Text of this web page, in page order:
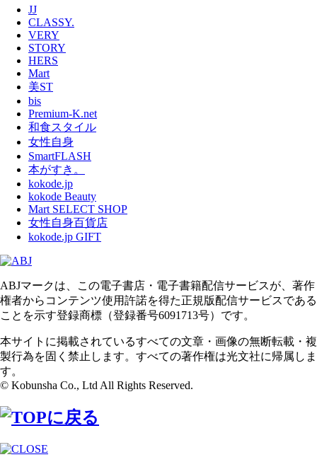
JJ
CLASSY.
VERY
STORY
HERS
Mart
美ST
bis
Premium-K.net
和食スタイル
女性自身
SmartFLASH
本がすき。
kokode.jp
kokode Beauty
Mart SELECT SHOP
女性自身百貨店
kokode.jp GIFT
ABJマークは、この電子書店・電子書籍配信サービスが、著作
権者からコンテンツ使用許諾を得た正規版配信サービスである
ことを示す登録商標（登録番号6091713号）です。
本サイトに掲載されているすべての文章・画像の無断転載・複
製行為を固く禁止します。すべての著作権は光文社に帰属しま
す。
© Kobunsha Co., Ltd All Rights Reserved.